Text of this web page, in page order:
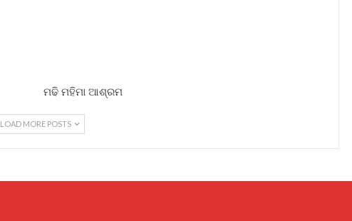
ମଢି ମହିମା ଆଶ୍ରମ
LOAD MORE POSTS